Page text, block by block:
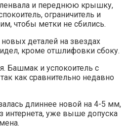
и переднюю крышку,
ограничитель и
чтобы метки не сбились.
деталей на звездах
кроме отшлифовки сбоку.
Башмак и успокоитель с
как сравнительно недавно
длиннее новой на 4-5 мм,
интернета, уже выше допуска